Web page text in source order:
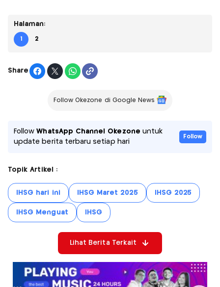
Halaman:
1 2
Share
Follow Okezone di Google News
FollowWhatsApp Channel Okezone untuk
update berita terbaru setiap hari
Follow
Topik Artikel :
IHSG hari ini IHSG Maret 2025 IHSG 2025
IHSG Menguat IHSG
Lihat Berita Terkait